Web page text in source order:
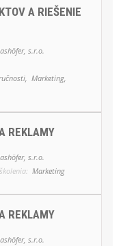
A RIEŠENIE
s.r.o.
Marketing,
REKLAMY
s.r.o.
Marketing
REKLAMY
s.r.o.